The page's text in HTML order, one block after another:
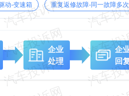
动-变速箱 重复返修故障-同一故障多
企业
处理
企
回